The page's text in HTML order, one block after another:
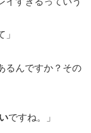
るんですか？その
ですね。」